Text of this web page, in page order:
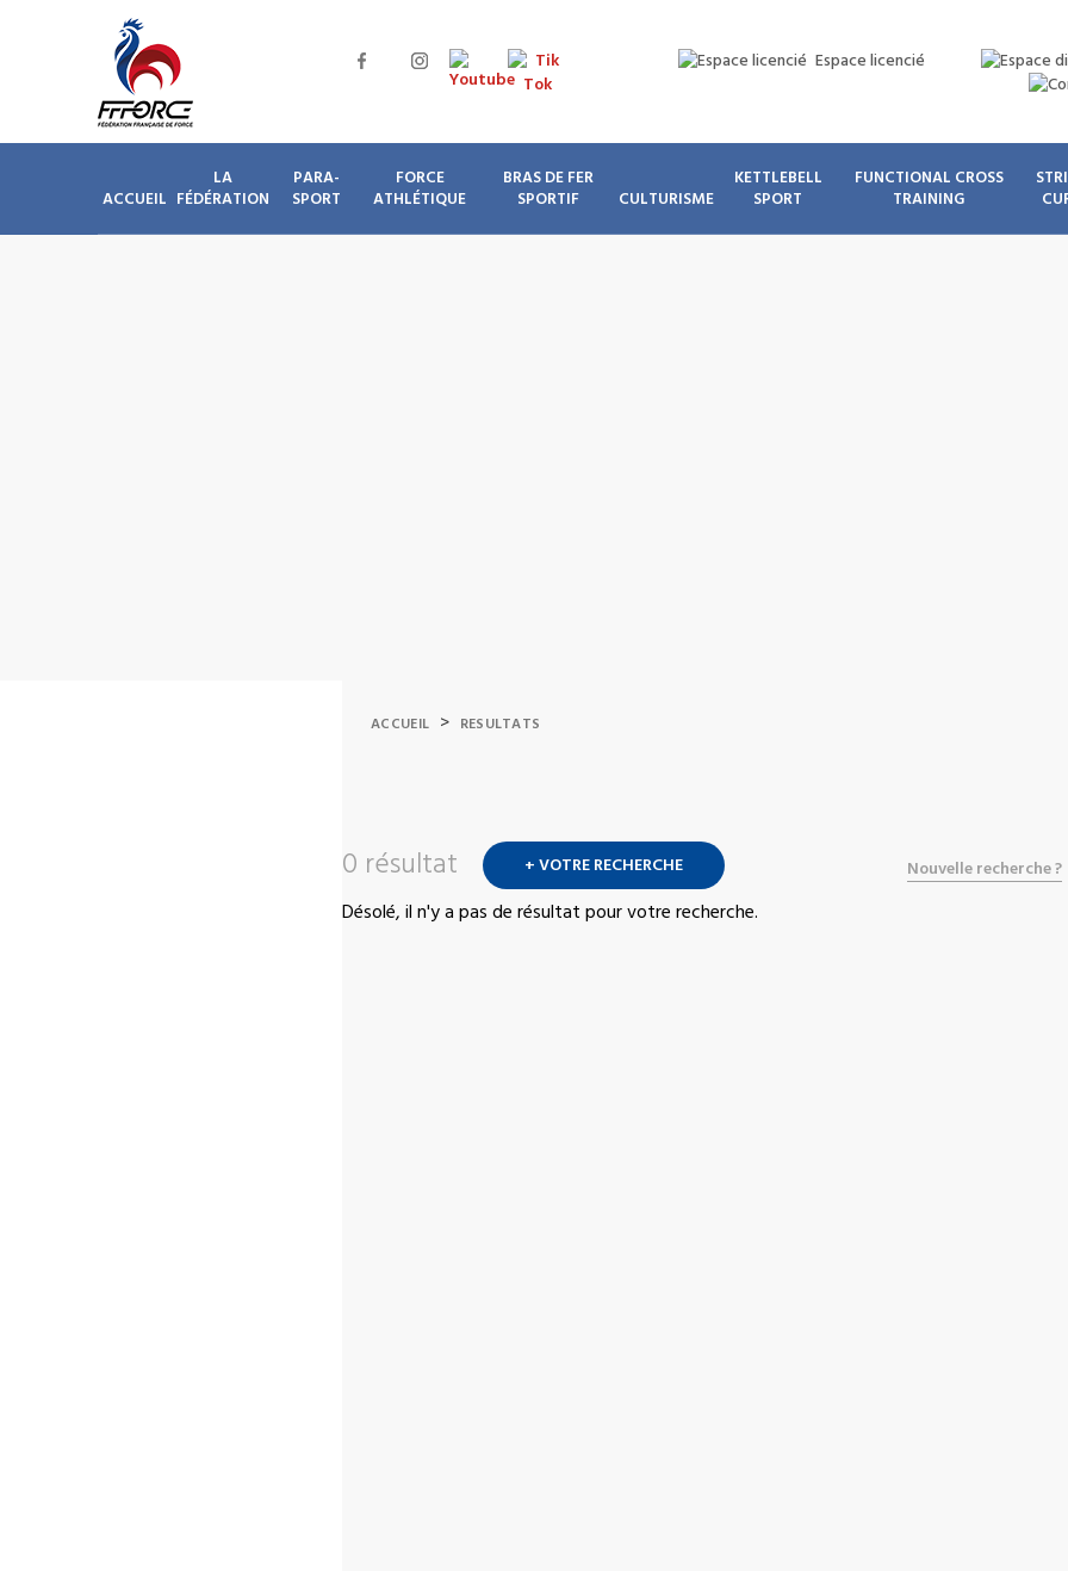
Espace licencié
ACCUEIL
LA
FÉDÉRATION
PARA-
SPORT
FORCE
ATHLÉTIQUE
BRAS DE FER
SPORTIF
CULTURISME
KETTLEBELL
SPORT
FUNCTIONAL CROSS
TRAINING
ACCUEIL > RESULTATS
0 résultat + VOTRE RECHERCHE Nouvelle recherche ?
Désolé, il n'y a pas de résultat pour votre recherche.